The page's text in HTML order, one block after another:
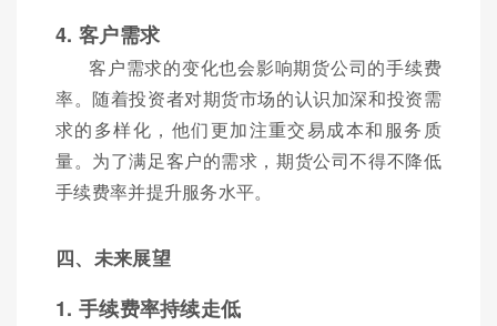
4. 客户需求
客户需求的变化也会影响期货公司的手续费
率。随着投资者对期货市场的认识加深和投资需
求的多样化，他们更加注重交易成本和服务质
量。为了满足客户的需求，期货公司不得不降低
手续费率并提升服务水平。
四、未来展望
1. 手续费率持续走低